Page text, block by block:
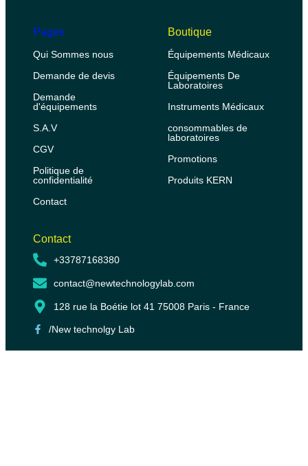
Pages
Qui Sommes nous
Demande de devis
Demande
d'équipements
S.A.V
CGV
Politique de
confidentialité
Contact
Boutique
Équipements Médicaux
Équipements De
Laboratoires
Instruments Médicaux
consommables de
laboratoires
Promotions
Produits KERN
Contact
+33787168380
contact@newtechnologylab.com
128 rue la Boétie lot 41 75008 Paris - France
/New technolgy Lab